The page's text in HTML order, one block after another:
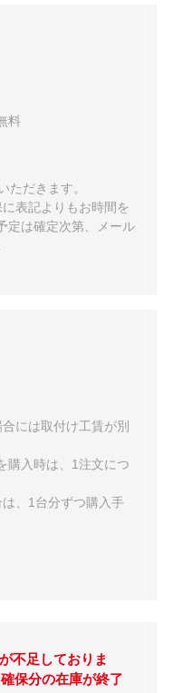
料
ただきます。
表記よりもお時間を
定は確定次第、メール
には取付け工賃が別
購入時は、1注文につ
、1台分ずつ購入手
不足しておりま
保分の在庫が終了